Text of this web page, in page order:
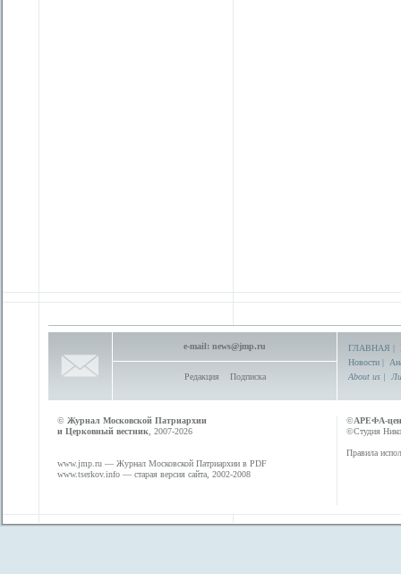
e-mail: news@jmp.ru
Редакция Подписка
ГЛАВНАЯ |
Новости |
About us |
© Журнал Московской Патриархии
и Церковный вестник , 2007-2026
www.jmp.ru — Журнал Московской Патриархии в PDF
www.tserkov.info — старая версия сайта, 2002-2008
©АРЕФА-
©Студия
Правила